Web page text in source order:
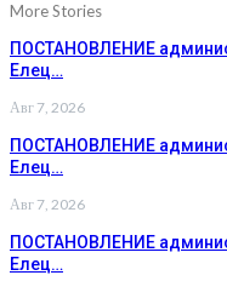
More Stories
ПОСТАНОВЛЕНИЕ
Елец…
Авг 7, 2026
ПОСТАНОВЛЕНИЕ
Елец…
Авг 7, 2026
ПОСТАНОВЛЕНИЕ
Елец…